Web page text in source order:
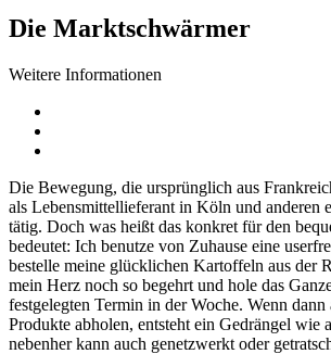
Die Marktschwärmer
Weitere Informationen
Die Bewegung, die ursprünglich aus
als Lebensmittellieferant in Köln und anderen
tätig. Doch was heißt das konkret für den
bedeutet: Ich benutze von Zuhause eine
bestelle meine glücklichen Kartoffeln aus der
mein Herz noch so begehrt und hole das
festgelegten Termin in der Woche. Wenn dann
Produkte abholen, entsteht ein Gedrängel wie
nebenher kann auch genetzwerkt oder